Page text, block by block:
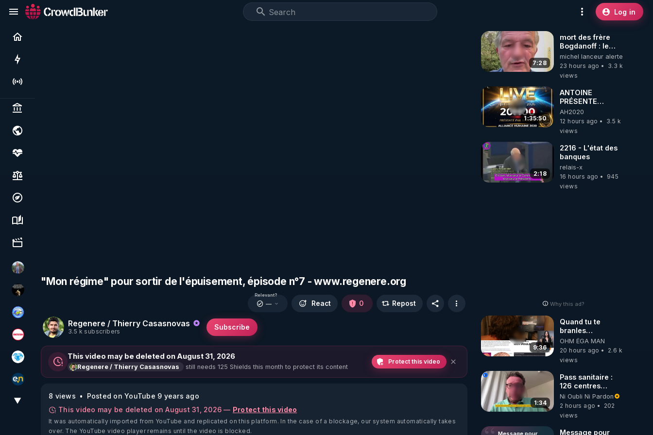
Log in
Live
Politics & institutions
Society, justice & freedoms
Economy, environment & technology
Science, history & spirituality
Culture, media & entertainment
Nicolas BOUVIER
Infos et vérité
Tonton Posture Débrief
Magazine Nexus
A.D.N.M
essentiel.news
▼
"Mon régime" pour sortir de l'épuisement, épisode n°7 - www.regenere.org
Regenere / Thierry Casasnovas
3.5 k subscribers
Subscribe
Relevant?
— React 0 Repost
This video may be deleted on August 31, 2026
Regenere / Thierry Casasnovas still needs 125 Shields this month to protect its content
Protect this video
8 views
Posted on YouTube 9 years ago
This video may be deleted on August 31, 2026 — Protect this video
It was automatically imported from YouTube and replicated on this platform. In the case of a blockage, our system automatically takes
over. The YouTube video player remains until the video is blocked.
7:28
mort des frère
Bogdanoff : le
mensonge d état
michel lanceur alerte
23 hours ago
3.3 k
views
1:35:50
ANTOINE
PRÉSENTE
AH2020 LE LIVE
20H ***DU
06/08/2026***
AH2020
12 hours ago
3.5 k
views
2:18
2216 - L'état des
banques
relais-x
16 hours ago
945
views
Why this ad?
9:36
Quand tu te
branles
bonhomme tu
émets des ondes
ils ont juste omis
OHM ÉGA MAN
20 hours ago
2.6 k
views
1:34
Pass sanitaire :
126 centres
commerciaux
concernés par
l'obligation dans
Ni Oubli Ni Pardon
2 hours ago
202
views
Message pour
Message pour